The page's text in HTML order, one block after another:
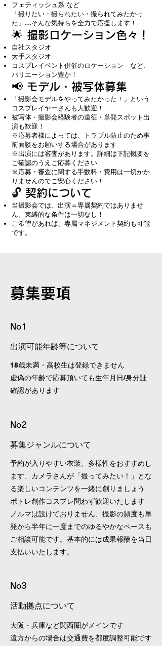
フェティッシュ系 など
「撮りたい・撮られたい・撮られてみたかっ
た」…そんな気持ちを全力で応援します！
🌟 撮影ロケーション色々！
自社スタジオ
大手スタジオ
コスプレイベント併催のロケーション など、
バリエーション豊か！
📢 モデル・被写体募集
「撮影会モデルをやってみたかった！」という
コスプレイヤーさんも大歓迎！
被写体・撮影会経験者の遠征・単発スポット出
演も歓迎！
※応募者様によっては、トラブル防止のため事
前面談をお願いする場合があります
※出演には審査があります。詳細は下記概要を
ご確認のうえご応募ください
※応募・審査に関する手数料・費用は一切かか
りませんのでご安心ください！
🔓 契約について
当撮影会では、出演＝専属契約ではありませ
ん。束縛的な条件は一切なし！
ご希望があれば、専属マネジメント契約も可能
です。
募集要項
No1
出演可能年齢等について
18歳未満・高校生は登録できません
​虚偽の年齢で応募頂いても生年月日/身分証
確認があります
No2
募集ジャンルについて
予約が入りやすい衣装、多様性をおすすめし
ます、 カメラさんが「撮ってみたい！」とな
る楽しいコンテンツを一緒に創りましょう
ポトレ創作コスプレ問わず歓迎いたします​
ノルマは設けておりません、撮影の頻度も単
発から半年に一度までのゆるやかなペースも
ご相談可能です。基本的には成果報酬を当日
支払いいたします。
No3
活動拠点について
大阪・兵庫など関西圏がメインです
​遠方からの場合は交通費を都度調整可能です